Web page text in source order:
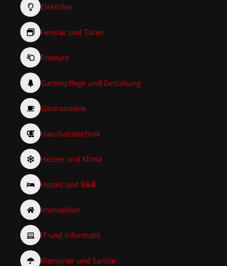
Elektriker
Fenster und Türen
Friseure
Gartenpflege und Gestaltung
Gastronomie
Haushaltstechnik
Heizen und Klima
Hotels und B&B
Immobilien
IT und Informatik
Klempner und Sanitär